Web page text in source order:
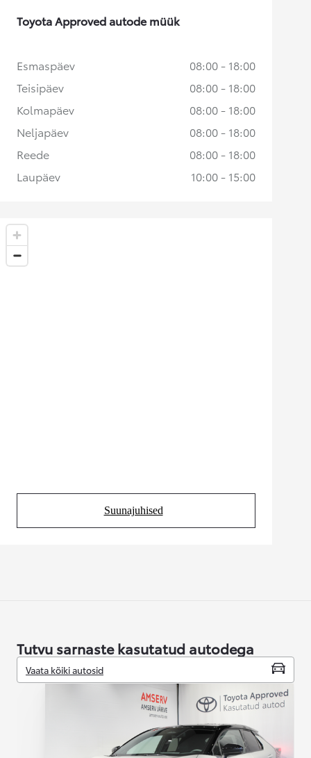
Suunajuhised
(Opens in new tab)
Toyota Approved autode müük
Esmaspäev
08:00 - 18:00
Teisipäev
08:00 - 18:00
Kolmapäev
08:00 - 18:00
Neljapäev
08:00 - 18:00
Reede
08:00 - 18:00
Laupäev
10:00 - 15:00
Tutvu sarnaste kasutatud autodega
Vaata kõiki autosid